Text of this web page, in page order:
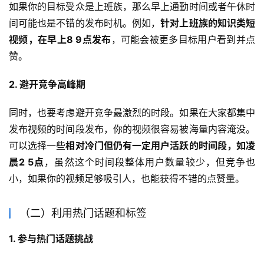
如果你的目标受众是上班族，那么早上通勤时间或者午休时
间可能也是不错的发布时机。例如，针对上班族的知识类短
视频，在早上8 9点发布，可能会被更多目标用户看到并点
赞。
2. 避开竞争高峰期
同时，也要考虑避开竞争最激烈的时段。如果在大家都集中
发布视频的时间段发布，你的视频很容易被海量内容淹没。
可以选择一些相对冷门但仍有一定用户活跃的时间段，如凌
晨2 5点 ，虽然这个时间段整体用户数量较少，但竞争也
小，如果你的视频足够吸引人，也能获得不错的点赞量。
（二）利用热门话题和标签
1. 参与热门话题挑战